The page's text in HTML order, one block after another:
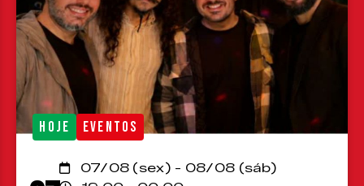
HOJE EVENTOS
07/08 (sex) - 08/08 (sáb)